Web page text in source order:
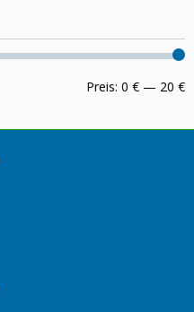
Preis: 0 € — 20 €